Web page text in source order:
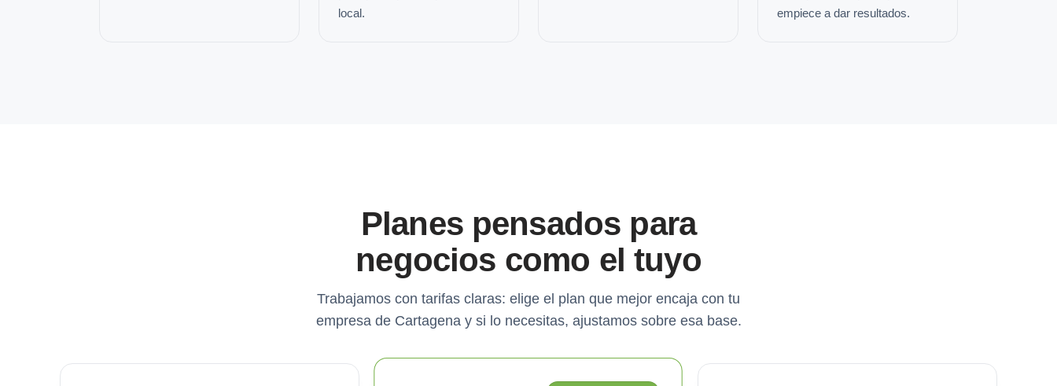
local.
empiece a dar resultados.
Planes pensados para
negocios como el tuyo
Trabajamos con tarifas claras: elige el plan que mejor encaja con tu
empresa de Cartagena y si lo necesitas, ajustamos sobre esa base.